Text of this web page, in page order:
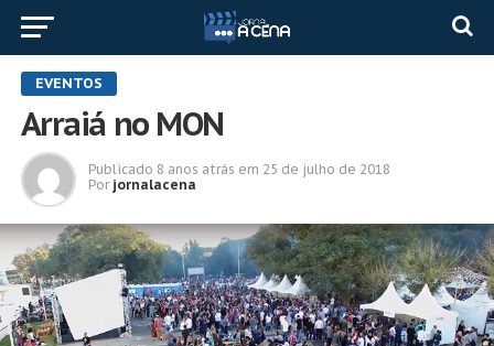
EVENTOS
Arraiá no MON
Publicado 8 anos atrás em 25 de julho de 2018
Por jornalacena